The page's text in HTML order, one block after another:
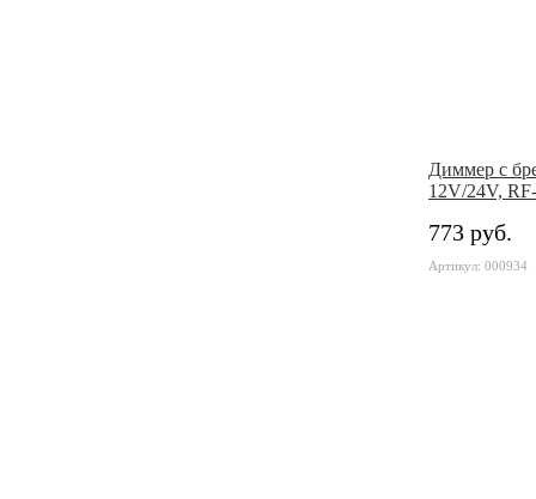
Диммер с
12V/24V,
773 руб.
Артикул: 000934